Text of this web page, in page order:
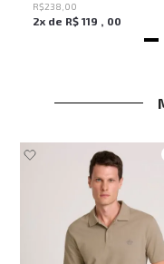
R$238 00
2x de R$ 119 , 00